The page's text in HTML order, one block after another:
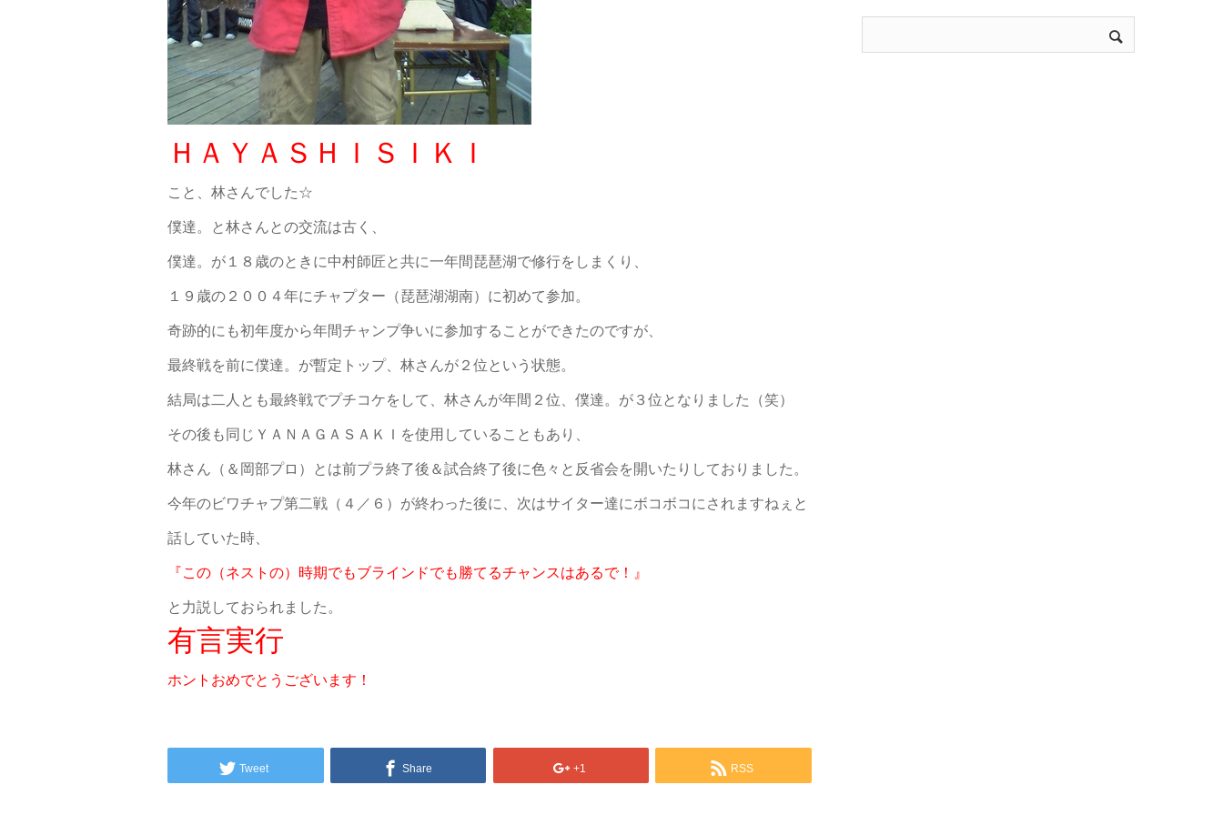
ＨＡＹＡＳＨＩＳＩＫＩ
こと、林さんでした☆
僕達。と林さんとの交流は古く、
僕達。が１８歳のときに中村師匠と共に一年間琵琶湖で修行をしまくり、
１９歳の２００４年にチャプター（琵琶湖湖南）に初めて参加。
奇跡的にも初年度から年間チャンプ争いに参加することができたのですが、
最終戦を前に僕達。が暫定トップ、林さんが２位という状態。
結局は二人とも最終戦でプチコケをして、林さんが年間２位、僕達。が３位となりました（笑）
その後も同じＹＡＮＡＧＡＳＡＫＩを使用していることもあり、
林さん（＆岡部プロ）とは前プラ終了後＆試合終了後に色々と反省会を開いたりしておりました。
今年のビワチャプ第二戦（４／６）が終わった後に、次はサイター達にボコボコにされますねぇと
話していた時、
『この（ネストの）時期でもブラインドでも勝てるチャンスはあるで！』
と力説しておられました。
有言実行
ホントおめでとうございます！
Tweet Share +1 RSS